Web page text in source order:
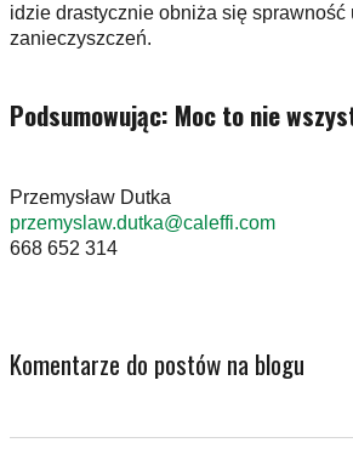
idzie drastycznie obniża się sprawność
zanieczyszczeń.
Podsumowując: Moc to nie
Przemysław Dutka
przemyslaw.dutka@caleffi.com
668 652 314
Komentarze do postów na blogu